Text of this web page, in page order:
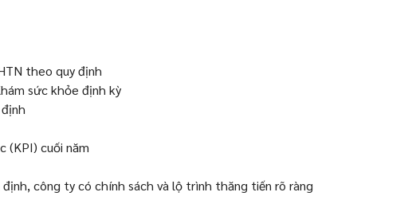
theo quy định
sức khỏe định kỳ
(KPI) cuối năm
công ty có chính sách và lộ trình thăng tiến rõ ràng